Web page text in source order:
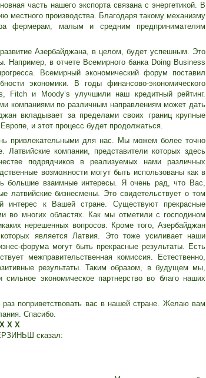
часть нашего экспорта связана с энергетикой. В
местного производства. Благодаря такому механизму
фермерам, малым и средним предпринимателям
Азербайджана, в целом, будет успешным. Это
в отчете Всемирного банка Doing Business
Всемирный экономический форум поставил
экономики. В годы финансово-экономического
Fitch и Moody’s улучшили наш кредитный рейтинг.
компаниями по различным направлениям может дать
вкладывает за пределами своих границ крупные
и этот процесс будет продолжаться.
привлекательными для нас. Мы можем более точно
компании, представители которых здесь
подрядчиков в реализуемых нами различных
возможности могут быть использованы как в
большие взаимные интересы. Я очень рад, что Вас,
латвийские бизнесмены. Это свидетельствует о том
интерес к Вашей стране. Существуют прекрасные
во многих областях. Как мы отметили с господином
нерешенных вопросов. Кроме того, Азербайджан
является Латвия. Это тоже усиливает наши
форума могут быть прекрасные результаты. Есть
межправительственная комиссия. Естественно,
результаты. Таким образом, в будущем мы,
экономическое партнерство во благо наших
поприветствовать вас в нашей стране. Желаю вам
Спасибо.
Х Х Х
сказал: